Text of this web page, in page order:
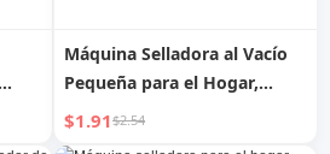
Máquina Selladora al Vacío
Pequeña para el Hogar,
Selladora de Presión Manual,
Máquina Selladora en
$1.91$2.54